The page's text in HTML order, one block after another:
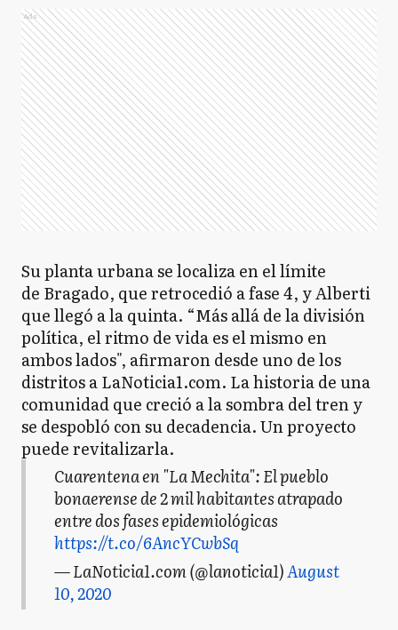
Ads
Su planta urbana se localiza en el límite
de Bragado, que retrocedió a fase 4, y Alberti
que llegó a la quinta. “Más allá de la división
política, el ritmo de vida es el mismo en
ambos lados", afirmaron desde uno de los
distritos a LaNoticia1.com. La historia de una
comunidad que creció a la sombra del tren y
se despobló con su decadencia. Un proyecto
puede revitalizarla.
Cuarentena en "La Mechita": El pueblo
bonaerense de 2 mil habitantes atrapado
entre dos fases epidemiológicas
https://t.co/6AncYCwbSq
— LaNoticia1.com (@lanoticia1)August
10, 2020